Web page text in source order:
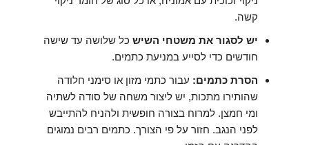
קשה.
יש לסגור את משטחי השיש כל שלושה עד שישה
חודשים כדי לסייע במניעת כתמים.
הסרת כתמים: עבור כתמי מזון או סימני חלודה
שהותירו מתכות, יש ליצור משחה של סודה לשתיה
ומי חמצן. למרוח בצורה חופשית ולהניח להתייבש
לפני הנגב. חזור על פי הצורך. כתמים רבים נמוגים